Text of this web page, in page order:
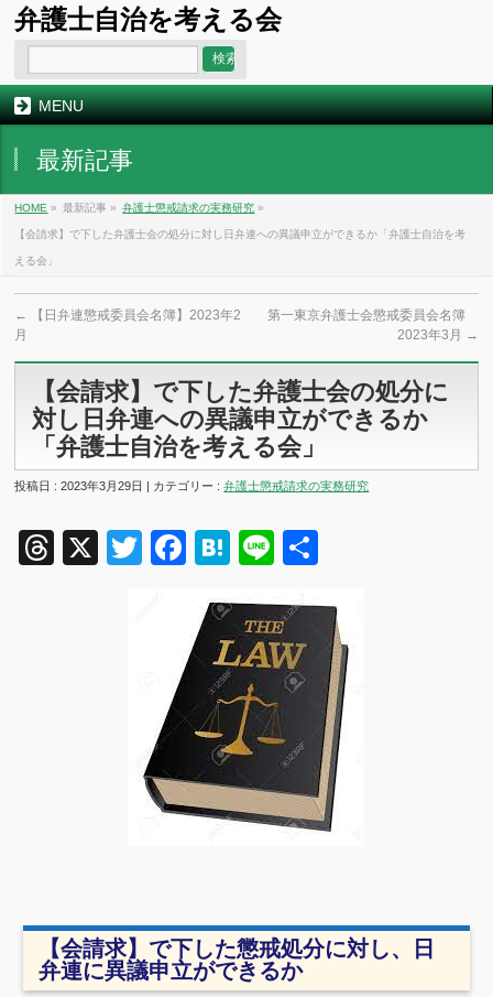
弁護士自治を考える会
MENU
最新記事
HOME » 最新記事 » 弁護士懲戒請求の実務研究 »
【会請求】で下した弁護士会の処分に対し日弁連への異議申立ができるか「弁護士自治を考
える会」
←
【日弁連懲戒委員会名簿】2023年2
月
第一東京弁護士会懲戒委員会名簿
2023年3月 →
【会請求】で下した弁護士会の処分に
対し日弁連への異議申立ができるか
「弁護士自治を考える会」
投稿日 : 2023年3月29日 | カテゴリー :弁護士懲戒請求の実務研究
Threads
X TwitterFacebook
Hatena
Line
【会請求】で下した懲戒処分に対し、日
弁連に異議申立ができるか